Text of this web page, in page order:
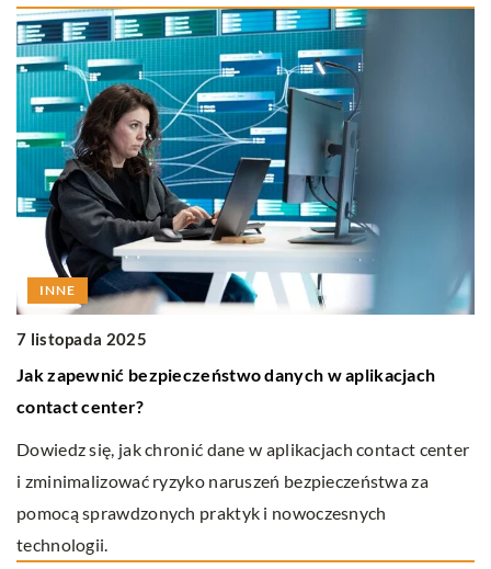
INNE
7 listopada 2025
Jak zapewnić bezpieczeństwo danych w aplikacjach
contact center?
Dowiedz się, jak chronić dane w aplikacjach contact center
i zminimalizować ryzyko naruszeń bezpieczeństwa za
pomocą sprawdzonych praktyk i nowoczesnych
technologii.